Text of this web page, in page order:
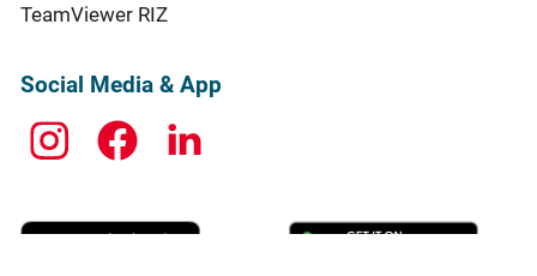
TeamViewer RIZ
Social Media & App